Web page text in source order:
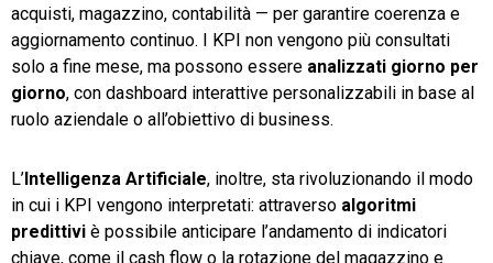
acquisti, magazzino, contabilità — per garantire coerenza e
aggiornamento continuo. I KPI non vengono più consultati
solo a fine mese, ma possono essere analizzati giorno per
giorno, con dashboard interattive personalizzabili in base al
ruolo aziendale o all’obiettivo di business.
L’ Intelligenza Artificiale, inoltre, sta rivoluzionando il modo
in cui i KPI vengono interpretati: attraverso algoritmi
predittivi è possibile anticipare l’andamento di indicatori
chiave, come il cash flow o la rotazione del magazzino e